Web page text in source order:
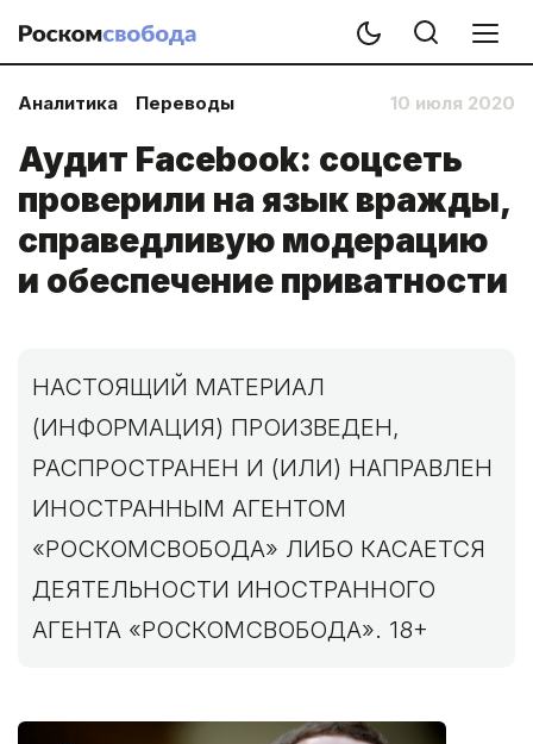
Аналитика Переводы 10 июля 2020
Аудит Facebook: соцсеть
проверили на язык вражды,
справедливую модерацию
и обеспечение приватности
НАСТОЯЩИЙ МАТЕРИАЛ
(ИНФОРМАЦИЯ) ПРОИЗВЕДЕН,
РАСПРОСТРАНЕН И (ИЛИ) НАПРАВЛЕН
ИНОСТРАННЫМ АГЕНТОМ
«РОСКОМСВОБОДА» ЛИБО КАСАЕТСЯ
ДЕЯТЕЛЬНОСТИ ИНОСТРАННОГО
АГЕНТА «РОСКОМСВОБОДА». 18+